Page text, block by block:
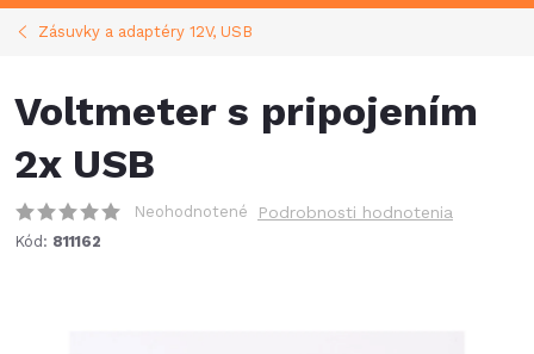
Zásuvky a adaptéry 12V, USB
Voltmeter s pripojením
2x USB
Neohodnotené Podrobnosti hodnotenia
Kód: 811162